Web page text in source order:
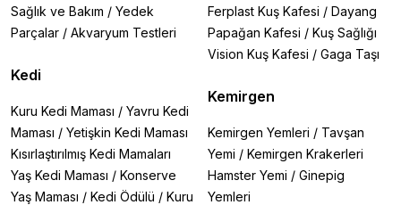
Sağlık ve Bakım / Yedek
Parçalar / Akvaryum Testleri
Kedi
Kuru Kedi Maması / Yavru Kedi
Maması / Yetişkin Kedi Maması
Kısırlaştırılmış Kedi Mamaları
Yaş Kedi Maması / Konserve
Yaş Maması / Kedi Ödülü / Kuru
Ferplast Kuş Kafesi / Dayang
Papağan Kafesi / Kuş Sağlığı
Vision Kuş Kafesi / Gaga Taşı
Kemirgen
Kemirgen Yemleri / Tavşan
Yemi / Kemirgen Krakerleri
Hamster Yemi / Ginepig
Yemleri